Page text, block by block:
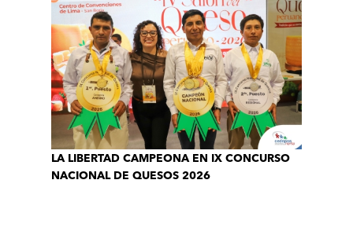
LA LIBERTAD CAMPEONA EN IX CONCURSO
NACIONAL DE QUESOS 2026